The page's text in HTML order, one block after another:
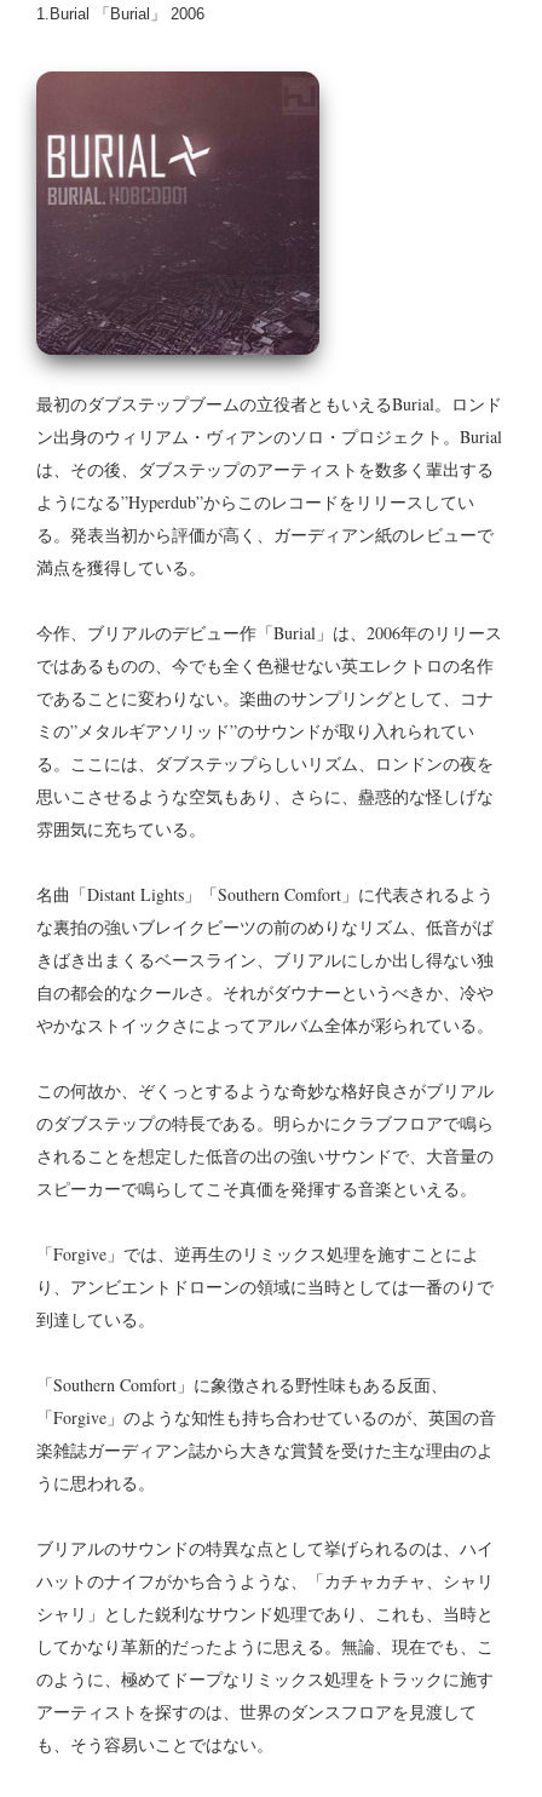
1.Burial 「Burial」 2006
最初のダブステップブームの立役者ともいえるBurial。 ロンド
ン出身のウィリアム・ヴィアンのソロ・プロジェクト。Burial
は、その後、ダブステップのアーティストを数多く輩出する
ようになる”Hyperdub”からこのレコードをリリースしてい
る。発表当初から評価が高く、ガーディアン紙のレビューで
満点を獲得している。
今作、ブリアルのデビュー作「Burial」は、2006年のリリース
ではあるものの、今でも全く色褪せない英エレクトロの名作
であることに変わりない。楽曲のサンプリングとして、コナ
ミの”メタルギアソリッド”のサウンドが取り入れられてい
る。ここには、ダブステップらしいリズム、ロンドンの夜を
思いこさせるような空気もあり、さらに、蠱惑的な怪しげな
雰囲気に充ちている。
名曲「Distant Lights」「Southern Comfort」に代表されるよう
な裏拍の強いブレイクビーツの前のめりなリズム、低音がば
きばき出まくるベースライン、ブリアルにしか出し得ない独
自の都会的なクールさ。それがダウナーというべきか、冷や
やかなストイックさによってアルバム全体が彩られている。
この何故か、ぞくっとするような奇妙な格好良さがブリアル
のダブステップの特長である。明らかにクラブフロアで鳴ら
されることを想定した低音の出の強いサウンドで、大音量の
スピーカーで鳴らしてこそ真価を発揮する音楽といえる。
「Forgive」では、逆再生のリミックス処理を施すことによ
り、アンビエントドローンの領域に当時としては一番のりで
到達している。
「Southern Comfort」に象徴される野性味もある反面、
「Forgive」のような知性も持ち合わせているのが、英国の音
楽雑誌ガーディアン誌から大きな賞賛を受けた主な理由のよ
うに思われる。
ブリアルのサウンドの特異な点として挙げられるのは、ハイ
ハットのナイフがかち合うような、「カチャカチャ、シャリ
シャリ」とした鋭利なサウンド処理であり、これも、当時と
してかなり革新的だったように思える。無論、現在でも、こ
のように、極めてドープなリミックス処理をトラックに施す
アーティストを探すのは、世界のダンスフロアを見渡して
も、そう容易いことではない。